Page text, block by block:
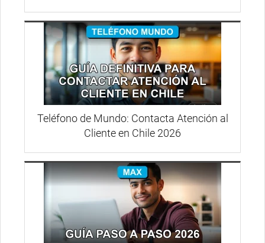
Teléfono de Mundo: Contacta Atención al
Cliente en Chile 2026